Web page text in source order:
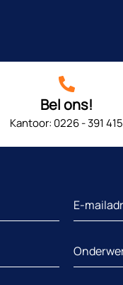
Bel ons!
Kantoor: 0226 - 391 415